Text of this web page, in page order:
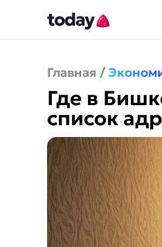
Главная /
Где в
список